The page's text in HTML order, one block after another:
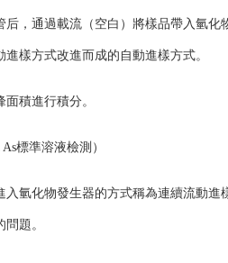
，通過載流（空白）將樣品帶入氫化
樣方式改進而成的自動進樣方式。
積進行積分。
標準溶液檢測）
氫化物發生器的方式稱為連續流動進
問題。